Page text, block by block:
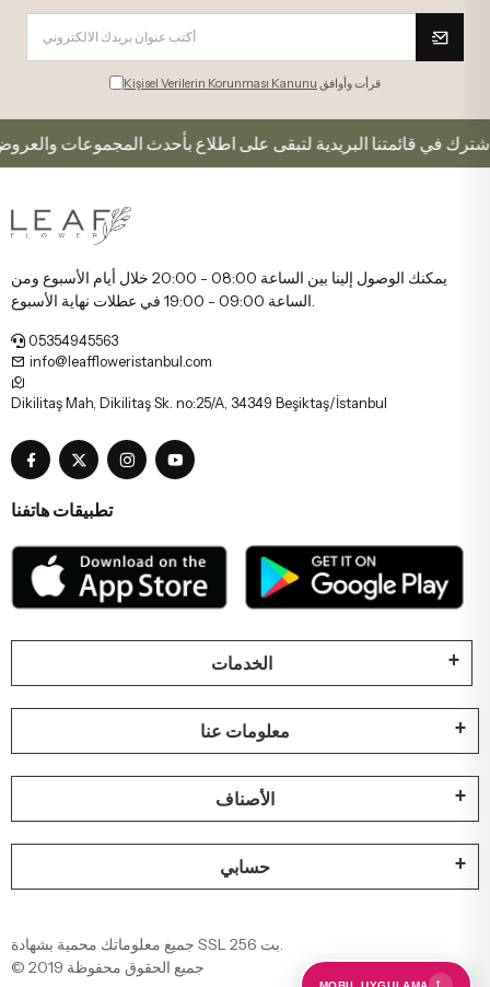
Kişisel Verilerin Korunması Kanunu قرأت وأوافق
اشترك في قائمتنا البريدية لتبقى على اطلاع بأحدث المجموعات والعروض.
يمكنك الوصول إلينا بين الساعة 08:00 - 20:00 خلال أيام الأسبوع ومن
الساعة 09:00 - 19:00 في عطلات نهاية الأسبوع.
05354945563
info@leaffloweristanbul.com
Dikilitaş Mah, Dikilitaş Sk. no:25/A, 34349 Beşiktaş/İstanbul
تطبيقات هاتفنا
الخدمات
معلومات عنا
الأصناف
حسابي
جميع معلوماتك محمية بشهادة SSL 256 بت.
© 2019 جميع الحقوق محفوظة